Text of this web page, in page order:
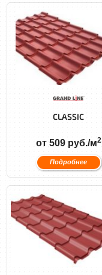
CLASSIC
от 509 руб./м2
Подробнее